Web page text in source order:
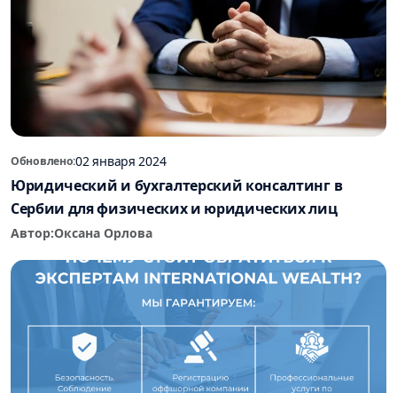
Обновлено:02 января 2024
Юридический и бухгалтерский консалтинг в
Сербии для физических и юридических лиц
Автор:Оксана Орлова